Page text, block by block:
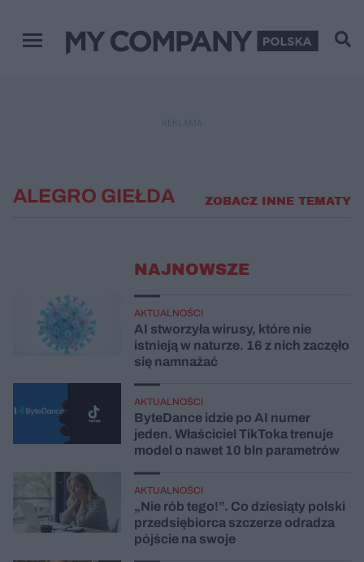
Menu główne
ALEGRO GIEŁDA ZOBACZ INNE TEMATY
NAJNOWSZE
AKTUALNOŚCI
AI stworzyła wirusy, które nie
istnieją w naturze. 16 z nich zaczęło
się namnażać
AKTUALNOŚCI
ByteDance idzie po AI numer
jeden. Właściciel TikToka trenuje
model o nawet 10 bln parametrów
AKTUALNOŚCI
„Nie rób tego!”. Co dziesiąty polski
przedsiębiorca szczerze odradza
pójście na swoje